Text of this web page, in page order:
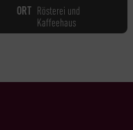
ORT Rösterei und
Kaffeehaus